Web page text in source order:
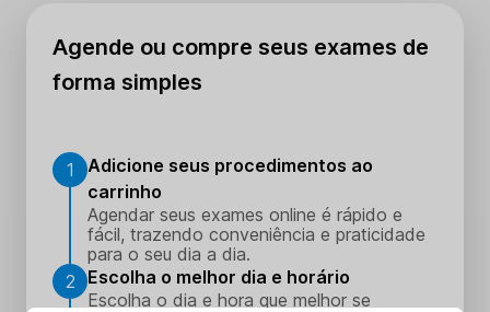
Agende ou compre seus exames de
forma simples
1
Adicione seus procedimentos ao
carrinho
Agendar seus exames online é rápido e
fácil, trazendo conveniência e praticidade
para o seu dia a dia.
2
Escolha o melhor dia e horário
Escolha o dia e hora que melhor se